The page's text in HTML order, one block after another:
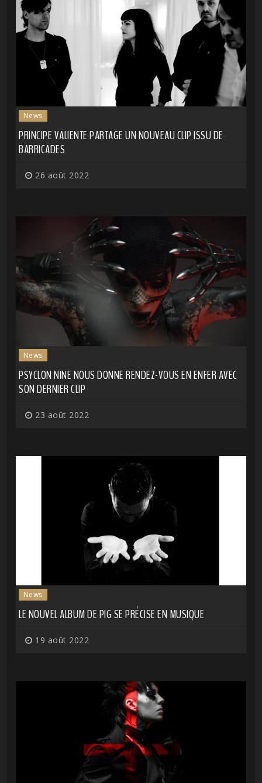
News
PRINCIPE VALIENTE PARTAGE UN NOUVEAU CLIP ISSU DE
BARRICADES
26 août 2022
News
PSYCLON NINE NOUS DONNE RENDEZ-VOUS EN ENFER AVEC
SON DERNIER CLIP
23 août 2022
News
LE NOUVEL ALBUM DE PIG SE PRÉCISE EN MUSIQUE
19 août 2022